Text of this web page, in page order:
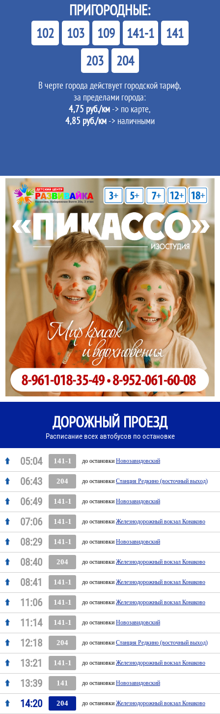
ПРИГОРОДНЫЕ:
102 103 109 141-1
141
203
204
В черте города действует городской тариф,
за пределами города:
4,75 руб./км -> по карте,
4,85 руб./км-> наличными
ДОРОЖНЫЙ ПРОЕЗД
Расписание всех автобусов по остановке
05:04 141-1 до остановки Новозавидовский
06:43 204 до остановки Станция Редкино (восточный выход)
06:49 141-1 до остановки Новозавидовский
07:06 141-1 до остановки Железнодорожный вокзал Конаково
08:29 141-1 до остановки Новозавидовский
08:40 204 до остановки Железнодорожный вокзал Конаково
08:41 141-1 до остановки Железнодорожный вокзал Конаково
11:06 141-1 до остановки Железнодорожный вокзал Конаково
11:14 141-1 до остановки Новозавидовский
12:18 204 до остановки Станция Редкино (восточный выход)
13:21 141-1 до остановки Железнодорожный вокзал Конаково
13:39 141 до остановки Новозавидовский
14:20 204 до остановки Железнодорожный вокзал Конаково